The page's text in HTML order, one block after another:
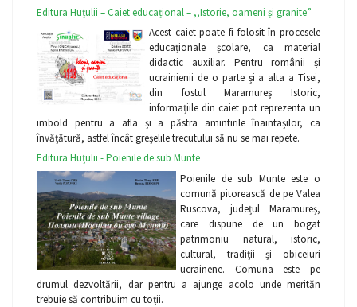
Editura Huțulii – Caiet educațional – ,,Istorie, oameni și granite”
Acest caiet poate fi folosit în procesele
educaționale școlare, ca material
didactic auxiliar. Pentru românii și
ucrainienii de o parte și a alta a Tisei,
din fostul Maramureș Istoric,
informațiile din caiet pot reprezenta un
imbold pentru a afla și a păstra amintirile înaintașilor, ca
învățătură, astfel încât greșelile trecutului să nu se mai repete.
Editura Huțulii - Poienile de sub Munte
Poienile de sub Munte este o
comună pitorească de pe Valea
Ruscova, județul Maramureș,
care dispune de un bogat
patrimoniu natural, istoric,
cultural, tradiții și obiceiuri
ucrainene. Comuna este pe
drumul dezvoltării, dar pentru a ajunge acolo unde merităn
trebuie să contribuim cu toții.